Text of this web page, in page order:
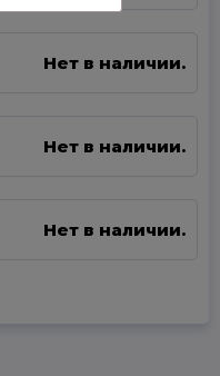
Нет в наличии.
Нет в наличии.
Нет в наличии.